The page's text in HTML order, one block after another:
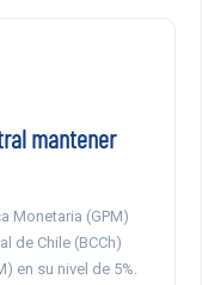
mantener
Monetaria (GPM)
de Chile (BCCh)
en su nivel de 5%.